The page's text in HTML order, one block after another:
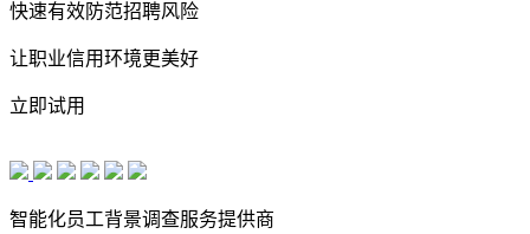
快速有效防范招聘风险
让职业信用环境更美好
立即试用
智能化员工背景调查服务提供商